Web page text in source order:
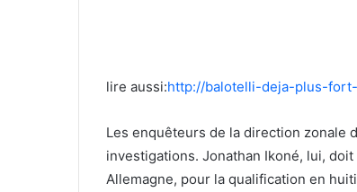
lire aussi:http://balotelli-deja-plus-
Les enquêteurs de la direction zonale
investigations. Jonathan Ikoné, lui,
Allemagne, pour la qualification en